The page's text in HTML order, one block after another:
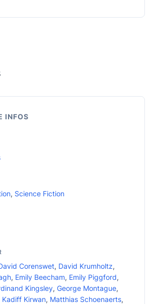
INFOS
, Science Fiction
Corenswet, David Krumholtz,
, Emily Beecham, Emily Piggford,
Kingsley, George Montague,
Kadiff Kirwan, Matthias Schoenaerts,